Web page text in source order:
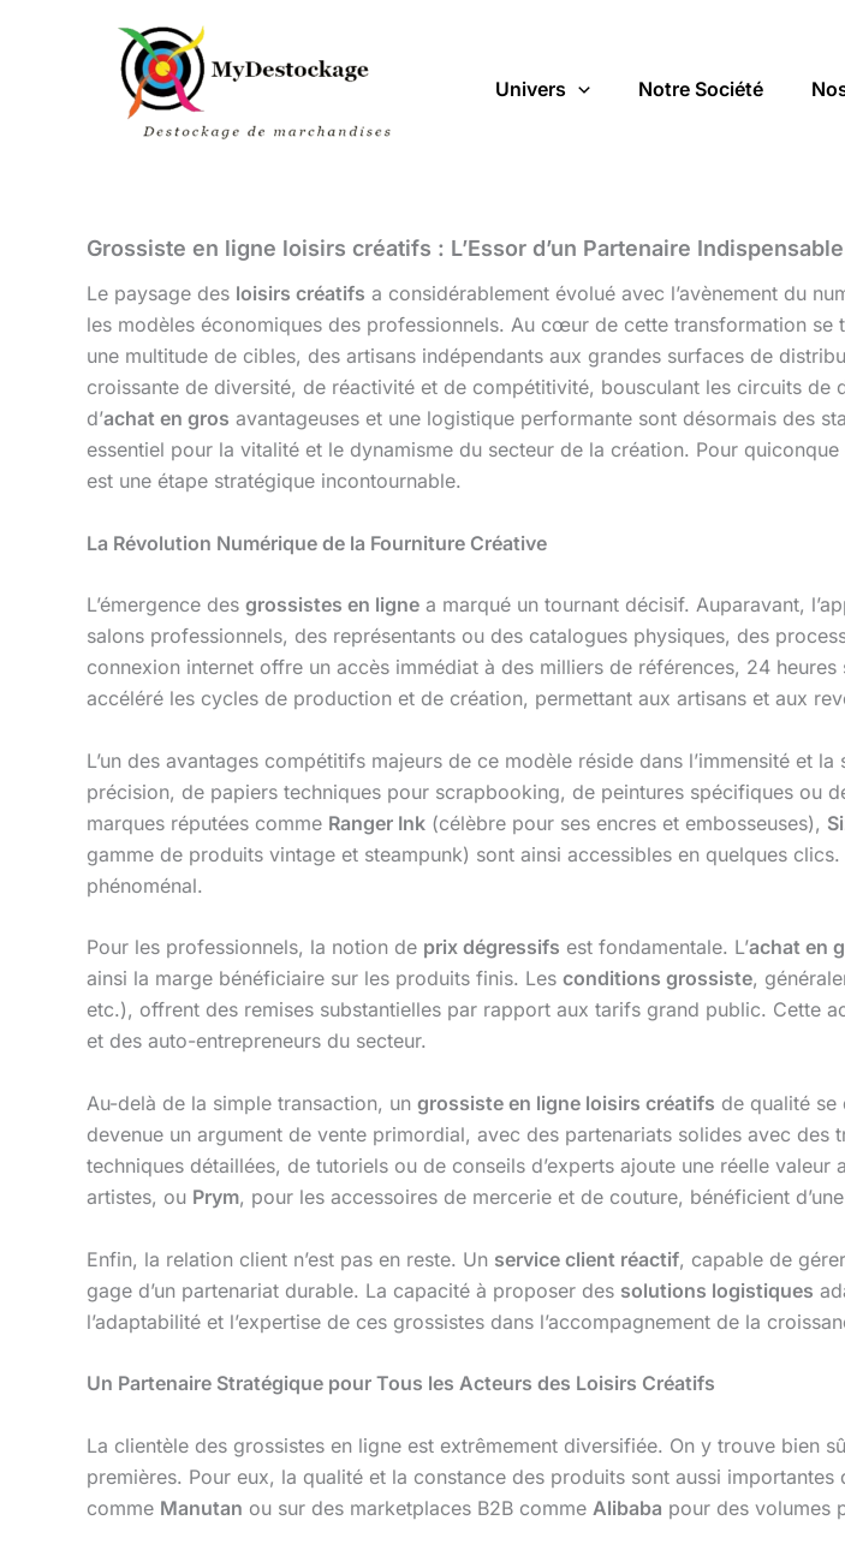
Univers Notre Société
Grossiste en ligne loisirs créatifs : L’Essor d’un Partenaire Indispensable
Le paysage des loisirs créatifs a considérablement évolué avec l’avènement du
les modèles économiques des professionnels. Au cœur de cette transformation se
une multitude de cibles, des artisans indépendants aux grandes surfaces de
croissante de diversité, de réactivité et de compétitivité, bousculant les circuits de
d’achat en gros avantageuses et une logistique performante sont désormais des
essentiel pour la vitalité et le dynamisme du secteur de la création. Pour
est une étape stratégique incontournable.
La Révolution Numérique de la Fourniture Créative
L’émergence des grossistes en ligne a marqué un tournant décisif. Auparavant,
salons professionnels, des représentants ou des catalogues physiques, des
connexion internet offre un accès immédiat à des milliers de références, 24
accéléré les cycles de production et de création, permettant aux artisans et aux
L’un des avantages compétitifs majeurs de ce modèle réside dans l’immensité et
précision, de papiers techniques pour scrapbooking, de peintures spécifiques ou
marques réputées comme Ranger Ink (célèbre pour ses encres et embosseuses),
gamme de produits vintage et steampunk) sont ainsi accessibles en quelques
phénoménal.
Pour les professionnels, la notion de prix dégressifs est fondamentale. L’achat en
ainsi la marge bénéficiaire sur les produits finis. Les conditions grossiste,
etc.), offrent des remises substantielles par rapport aux tarifs grand public. Cette
et des auto-entrepreneurs du secteur.
Au-delà de la simple transaction, un grossiste en ligne loisirs créatifs de qualité se
devenue un argument de vente primordial, avec des partenariats solides avec des
techniques détaillées, de tutoriels ou de conseils d’experts ajoute une réelle valeur
artistes, ou Prym, pour les accessoires de mercerie et de couture, bénéficient
Enfin, la relation client n’est pas en reste. Un service client réactif, capable de
gage d’un partenariat durable. La capacité à proposer des solutions logistiques
l’adaptabilité et l’expertise de ces grossistes dans l’accompagnement de la
Un Partenaire Stratégique pour Tous les Acteurs des Loisirs Créatifs
La clientèle des grossistes en ligne est extrêmement diversifiée. On y trouve bien
premières. Pour eux, la qualité et la constance des produits sont aussi
comme Manutan ou sur des marketplaces B2B comme Alibaba pour des volumes